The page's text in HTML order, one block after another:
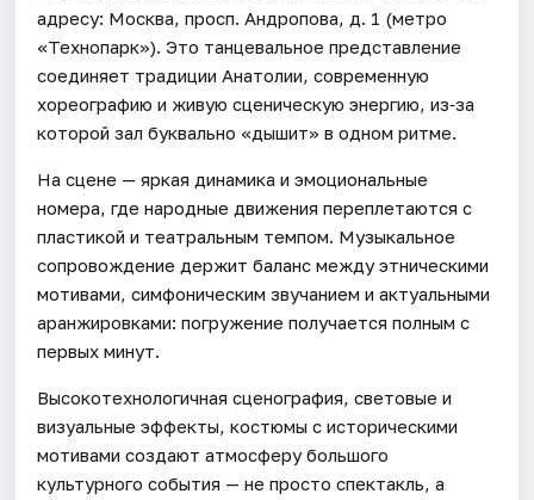
адресу: Москва, просп. Андропова, д. 1 (метро
«Технопарк»). Это танцевальное представление
соединяет традиции Анатолии, современную
хореографию и живую сценическую энергию, из‑за
которой зал буквально «дышит» в одном ритме.
На сцене — яркая динамика и эмоциональные
номера, где народные движения переплетаются с
пластикой и театральным темпом. Музыкальное
сопровождение держит баланс между этническими
мотивами, симфоническим звучанием и актуальными
аранжировками: погружение получается полным с
первых минут.
Высокотехнологичная сценография, световые и
визуальные эффекты, костюмы с историческими
мотивами создают атмосферу большого
культурного события — не просто спектакль, а